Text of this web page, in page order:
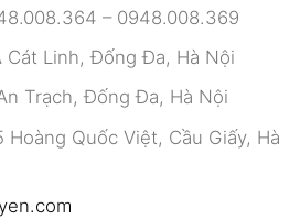
– 0948.008.369
Cát Linh, Đống Đa, Hà Nội
Trạch, Đống Đa, Hà Nội
Hoàng Quốc Việt, Cầu Giấy, Hà